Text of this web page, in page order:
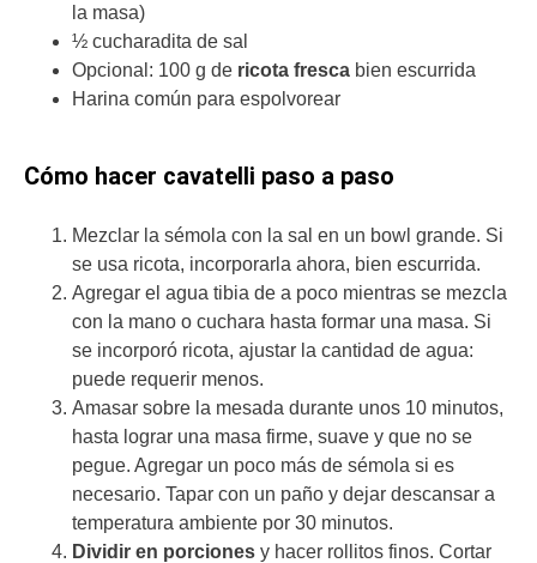
la masa)
½ cucharadita de sal
Opcional: 100 g de ricota fresca bien escurrida
Harina común para espolvorear
Cómo hacer cavatelli paso a paso
Mezclar la sémola con la sal en un bowl grande. Si
se usa ricota, incorporarla ahora, bien escurrida.
Agregar el agua tibia de a poco mientras se mezcla
con la mano o cuchara hasta formar una masa. Si
se incorporó ricota, ajustar la cantidad de agua:
puede requerir menos.
Amasar sobre la mesada durante unos 10 minutos,
hasta lograr una masa firme, suave y que no se
pegue. Agregar un poco más de sémola si es
necesario. Tapar con un paño y dejar descansar a
temperatura ambiente por 30 minutos.
Dividir en porciones y hacer rollitos finos. Cortar